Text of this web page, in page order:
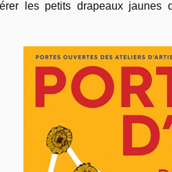
les petits drapeaux jaunes